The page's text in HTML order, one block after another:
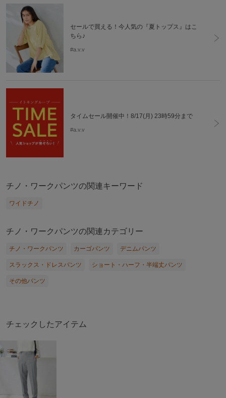
セールで買える！今人気の『夏トップス』はこ
ちら♪
#a.v.v
タイムセール開催中！8/17(月) 23時59分まで
#a.v.v
チノ・ワークパンツの関連キーワード
ワイドチノ
チノ・ワークパンツの関連カテゴリー
チノ・ワークパンツ カーゴパンツ デニムパンツ
スラックス・ドレスパンツ ショート・ハーフ・半端丈パンツ
その他パンツ
チェックしたアイテム